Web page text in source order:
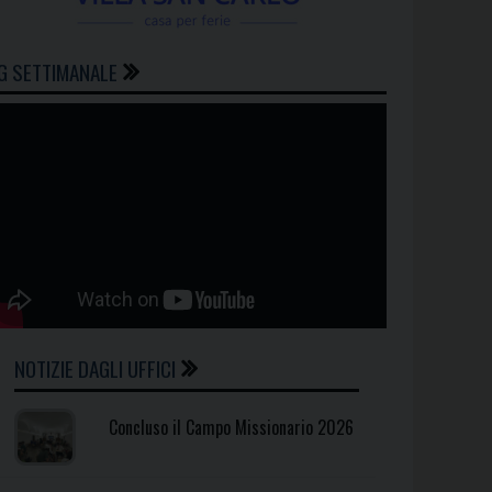
SETTIMANALE
NOTIZIE DAGLI UFFICI
Concluso il Campo Missionario 2026